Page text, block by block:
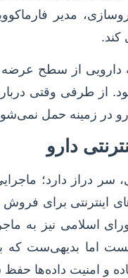
مدیر
کند.
دارویی از سطح
از طرفی وقتی
در زمینه حمل
دارو
سر دراز دارد؛
اینترنتی برای
اسلامی نیز به
اما بدیهی‌ست که
و امنیت داده‌ها